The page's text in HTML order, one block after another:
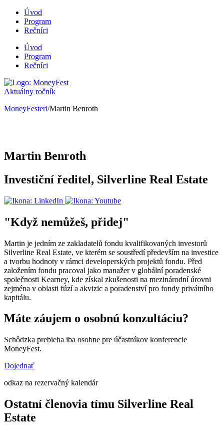
Úvod
Program
Rečníci
Úvod
Program
Rečníci
Aktuálny ročník
MoneyFesteri/Martin Benroth
Martin Benroth
Investiční ředitel, Silverline Real Estate
"Když nemůžeš, přidej"
Martin je jedním ze zakladatelů fondu kvalifikovaných investorů
Silverline Real Estate, ve kterém se soustředí především na investice
a tvorbu hodnoty v rámci developerských projektů fondu. Před
založením fondu pracoval jako manažer v globální poradenské
společnosti Kearney, kde získal zkušenosti na mezinárodní úrovni
zejména v oblasti fúzí a akvizic a poradenství pro fondy privátního
kapitálu.
Máte záujem o osobnú konzultáciu?
Schôdzka prebieha iba osobne pre účastníkov konferencie
MoneyFest.
Dojednať
odkaz na rezervačný kalendár
Ostatní členovia tímu Silverline Real
Estate